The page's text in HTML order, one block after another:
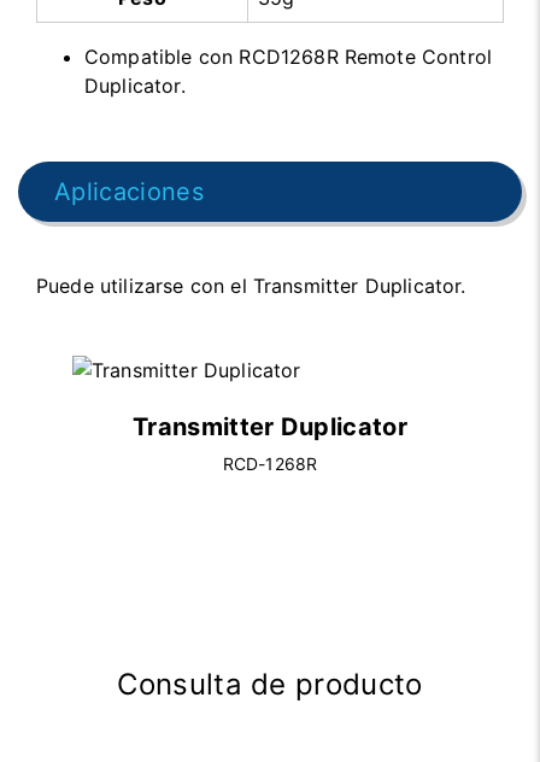
Compatible con RCD1268R Remote Control
Duplicator.
Aplicaciones
Puede utilizarse con el Transmitter Duplicator.
Transmitter Duplicator
RCD-1268R
Consulta de producto